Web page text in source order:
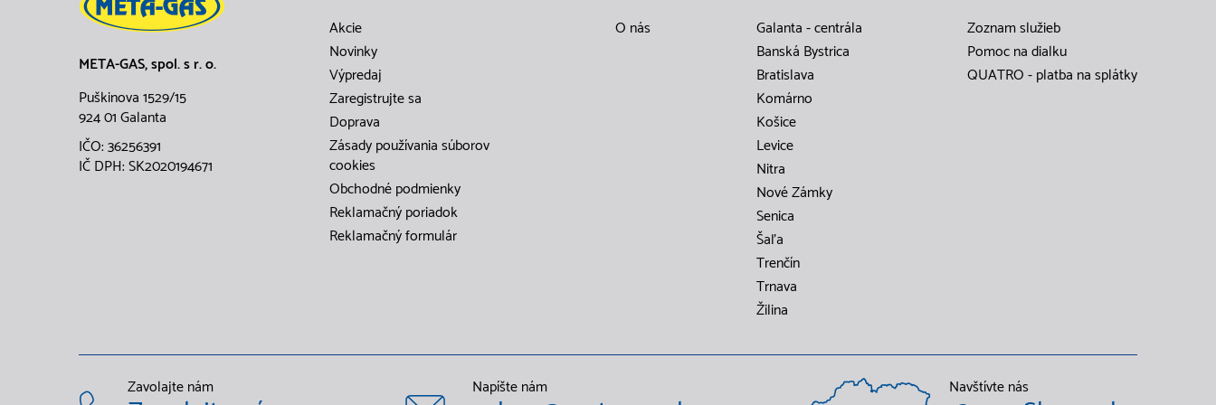
META-GAS, spol. s r. o.
Puškinova 1529/15
924 01 Galanta
IČO: 36256391
IČ DPH: SK2020194671
Akcie
Novinky
Výpredaj
Zaregistrujte sa
Doprava
Zásady používania súborov
cookies
Obchodné podmienky
Reklamačný poriadok
Reklamačný formulár
O nás
Galanta - centrála
Banská Bystrica
Bratislava
Komárno
Košice
Levice
Nitra
Nové Zámky
Senica
Šaľa
Trenčín
Trnava
Žilina
Zoznam služieb
Pomoc na dialku
QUATRO - platba na splátky
Zavolajte nám Napíšte nám Navštívte nás